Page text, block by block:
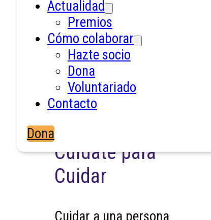
Actualidad
Premios
Cómo colaborar
Hazte socio
Dona
Voluntariado
Contacto
Dona
Cuídate para
Cuidar
Cuidar a una persona